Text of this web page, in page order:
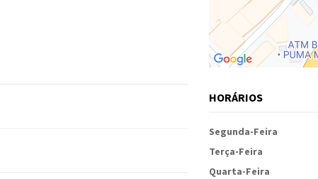
HORÁRIOS
Segunda-Feira
Terça-Feira
Quarta-Feira